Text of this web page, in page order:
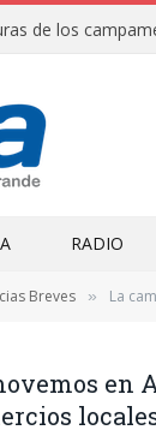
RADIO
Breves » La